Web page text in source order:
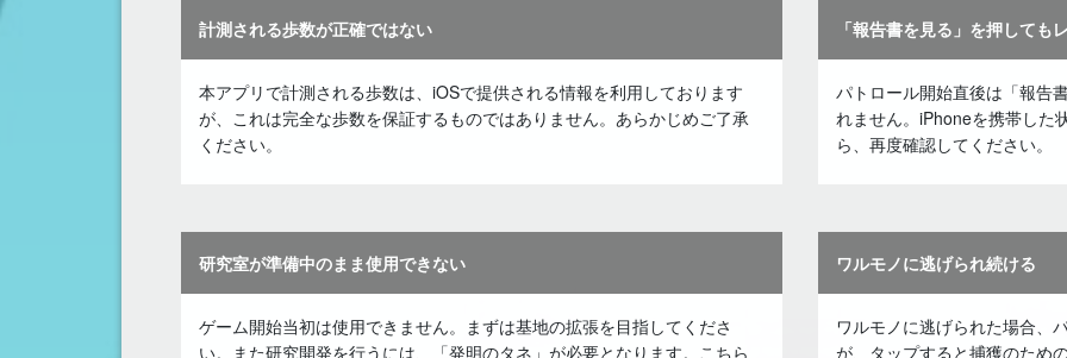
計測される歩数が正確ではない
本アプリで計測される歩数は、iOSで提供される情報を利用しております
が、これは完全な歩数を保証するものではありません。あらかじめご了承
ください。
「報告書を見る」を押しても
パトロール開始直後は「報告
れません。iPhoneを携帯した
ら、再度確認してください。
研究室が準備中のまま使用できない
ゲーム開始当初は使用できません。まずは基地の拡張を目指してくださ
い。また研究開発を行うには、「発明のタネ」が必要となります。こちら
ワルモノに逃げられ続ける
ワルモノに逃げられた場合、
が、タップすると捕獲のため